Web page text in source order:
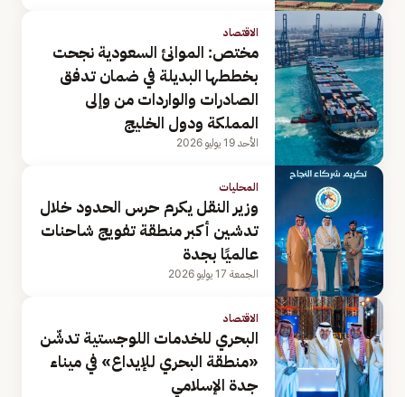
الاقتصاد
مختص: الموانئ السعودية نجحت
بخططها البديلة في ضمان تدفق
الصادرات والواردات من وإلى
المملكة ودول الخليج
الأحد 19 يوليو 2026
المحليات
وزير النقل يكرم حرس الحدود خلال
تدشين أكبر منطقة تفويج شاحنات
عالميًا بجدة
الجمعة 17 يوليو 2026
الاقتصاد
البحري للخدمات اللوجستية تدشّن
«منطقة البحري للإيداع» في ميناء
جدة الإسلامي